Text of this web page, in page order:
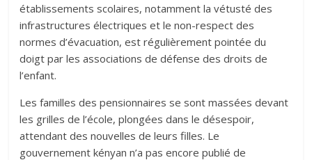
établissements scolaires, notamment la vétusté des
infrastructures électriques et le non-respect des
normes d’évacuation, est régulièrement pointée du
doigt par les associations de défense des droits de
l’enfant.
Les familles des pensionnaires se sont massées devant
les grilles de l’école, plongées dans le désespoir,
attendant des nouvelles de leurs filles. Le
gouvernement kényan n’a pas encore publié de